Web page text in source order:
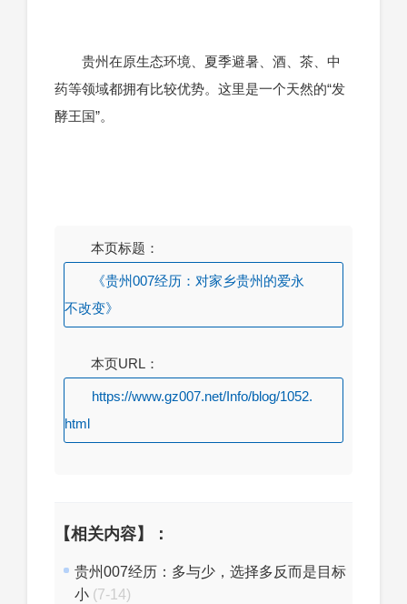
贵州在原生态环境、夏季避暑、酒、茶、中
药等领域都拥有比较优势。这里是一个天然的“发
酵王国”。
本页标题：
《贵州007经历：对家乡贵州的爱永
不改变》
本页URL：
https://www.gz007.net/Info/blog/1052.
html
【相关内容】：
贵州007经历：多与少，选择多反而是目标
小 (7-14)